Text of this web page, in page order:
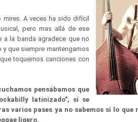
A veces ha sido difícil
pero mas allá de ese
a la banda agradece que no
que siempre mantengamos
toquemos canciones con
pensábamos que
latinizado”, si se
varios pases ya no sabemos si lo que
ligero.